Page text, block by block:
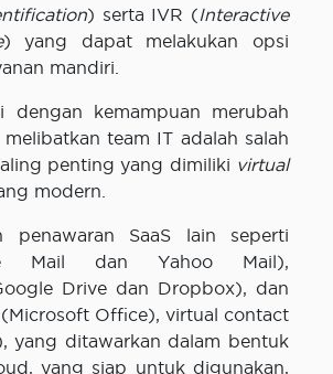
) serta IVR (Interactive
) yang dapat melakukan opsi
mandiri.
dengan kemampuan merubah
team IT adalah salah
penting yang dimiliki virtual
modern.
penawaran SaaS lain seperti
Mail dan Yahoo Mail),
Drive dan Dropbox), dan
Office), virtual contact
yang ditawarkan dalam bentuk
yang siap untuk digunakan,